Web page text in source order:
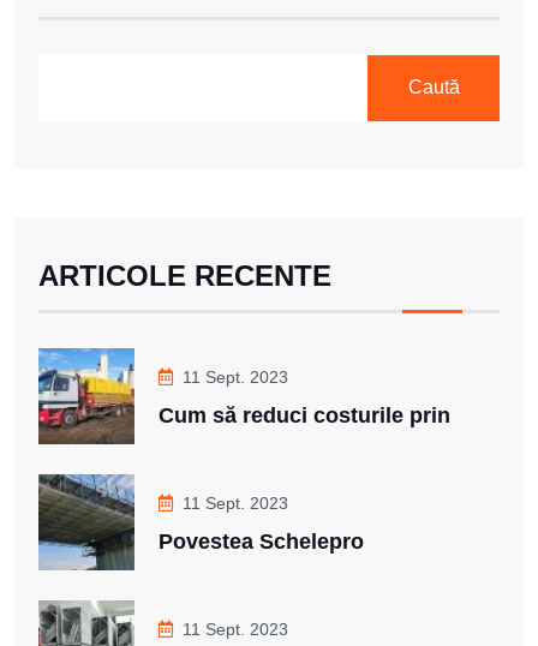
Caută
ARTICOLE RECENTE
11 Sept. 2023
Cum să reduci costurile prin
11 Sept. 2023
Povestea Schelepro
11 Sept. 2023